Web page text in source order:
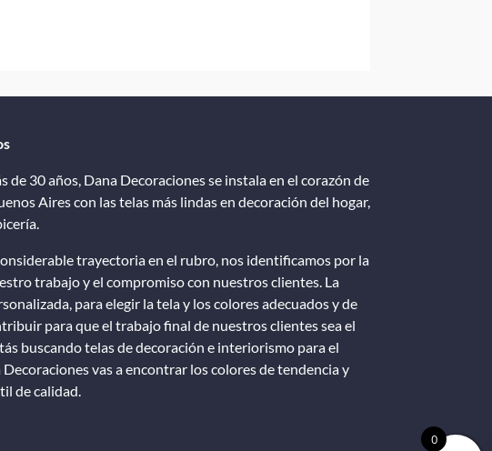
de 30 años, Dana Decoraciones se instala en el corazón de
Aires con las telas más lindas en decoración del hogar,
trayectoria en el rubro, nos identificamos por la
trabajo y el compromiso con nuestros clientes. La
para elegir la tela y los colores adecuados y de
para que el trabajo final de nuestros clientes sea el
buscando telas de decoración e interiorismo para el
Decoraciones vas a encontrar los colores de tendencia y
de calidad.
0